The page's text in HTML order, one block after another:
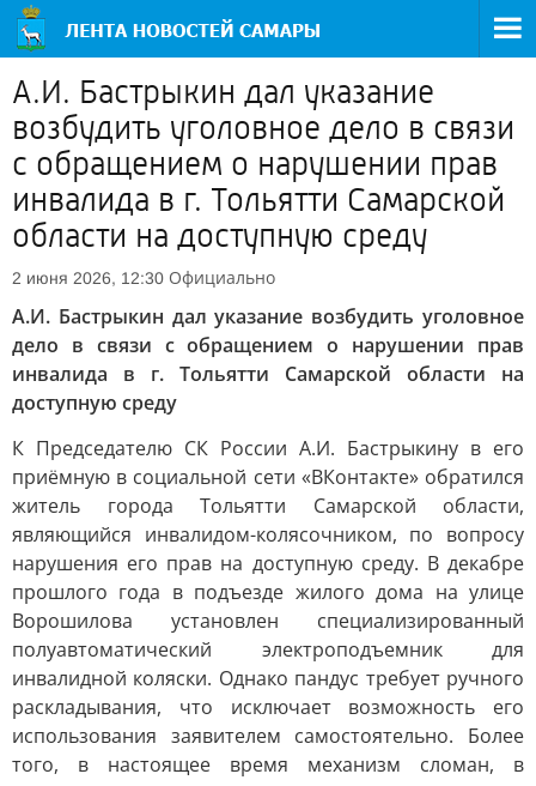
А.И. Бастрыкин дал указание
возбудить уголовное дело в связи
с обращением о нарушении прав
инвалида в г. Тольятти Самарской
области на доступную среду
2 июня 2026, 12:30 Официально
А.И. Бастрыкин дал указание возбудить уголовное
дело в связи с обращением о нарушении прав
инвалида в г. Тольятти Самарской области на
доступную среду
К Председателю СК России А.И. Бастрыкину в его
приёмную в социальной сети «ВКонтакте» обратился
житель города Тольятти Самарской области,
являющийся инвалидом-колясочником, по вопросу
нарушения его прав на доступную среду. В декабре
прошлого года в подъезде жилого дома на улице
Ворошилова установлен специализированный
полуавтоматический электроподъемник для
инвалидной коляски. Однако пандус требует ручного
раскладывания, что исключает возможность его
использования заявителем самостоятельно. Более
того, в настоящее время механизм сломан, в